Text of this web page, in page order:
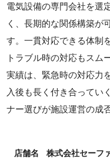
電気設備の専門会社を選
く、長期的な関係構築が
す。一貫対応できる体制
トラブル時の対応もスム
実績は、緊急時の対応力
入後も長く付き合ってい
ナー選びが施設運営の成
店舗名 株式会社セーフ